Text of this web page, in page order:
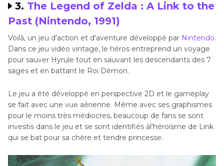
3. The Legend of Zelda : A Link to the
Past (Nintendo, 1991)
Voilà, un jeu d'action et d'aventure développé par Nintendo.
Dans ce jeu vidéo vintage, le héros entreprend un voyage
pour sauver Hyrule tout en sauvant les descendants des 7
sages et en battant le Roi Démon.
Le jeu a été développé en perspective 2D et le gameplay
se fait avec une vue aérienne. Même avec ses graphismes
pour le moins très médiocres, beaucoup de fans se sont
investis dans le jeu et se sont identifiés àl'héroïsme de Link
qui se bat pour sa chère et tendre princesse.